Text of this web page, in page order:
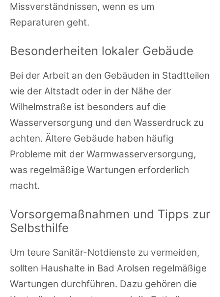
Missverständnissen, wenn es um
Reparaturen geht.
Besonderheiten lokaler Gebäude
Bei der Arbeit an den Gebäuden in Stadtteilen
wie der Altstadt oder in der Nähe der
Wilhelmstraße ist besonders auf die
Wasserversorgung und den Wasserdruck zu
achten. Ältere Gebäude haben häufig
Probleme mit der Warmwasserversorgung,
was regelmäßige Wartungen erforderlich
macht.
Vorsorgemaßnahmen und Tipps zur
Selbsthilfe
Um teure Sanitär-Notdienste zu vermeiden,
sollten Haushalte in Bad Arolsen regelmäßige
Wartungen durchführen. Dazu gehören die